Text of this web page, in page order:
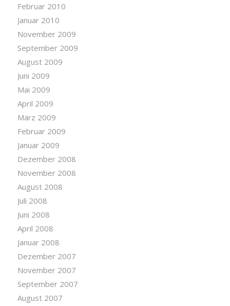
Februar 2010
Januar 2010
November 2009
September 2009
August 2009
Juni 2009
Mai 2009
April 2009
März 2009
Februar 2009
Januar 2009
Dezember 2008
November 2008
August 2008
Juli 2008
Juni 2008
April 2008
Januar 2008
Dezember 2007
November 2007
September 2007
August 2007